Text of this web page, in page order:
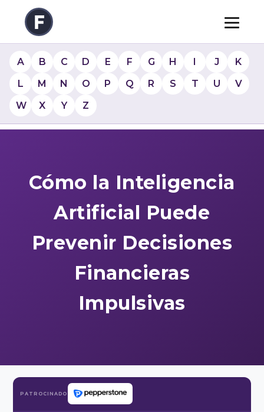
A B C D E F G H I J
K
L
M N O P Q R S T U
V
W
X Y Z
Cómo la Inteligencia
Artificial Puede
Prevenir Decisiones
Financieras
Impulsivas
PATROCINADO